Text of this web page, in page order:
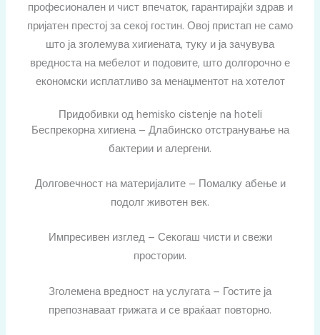
професионален и чист впечаток, гарантирајќи здрав и
пријатен престој за секој гостин. Овој пристап не само
што ја зголемува хигиената, туку и ја зачувува
вредноста на мебелот и подовите, што долгорочно е
економски исплатливо за менаџментот на хотелот
Придобивки од hemisko cistenje na hoteli
Беспрекорна хигиена – Длабинско отстранување на
бактерии и алергени.
Долговечност на материјалите – Помалку абење и
подолг животен век.
Импресивен изглед – Секогаш чисти и свежи
простории.
Зголемена вредност на услугата – Гостите ја
препознаваат грижата и се враќаат повторно.